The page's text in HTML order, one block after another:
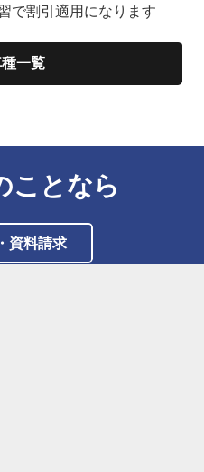
で割引適用になります
一覧
ことなら
資料請求